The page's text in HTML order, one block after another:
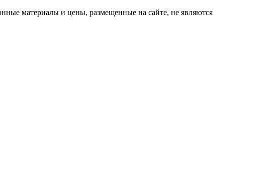
материалы и цены, размещенные на сайте, не являются